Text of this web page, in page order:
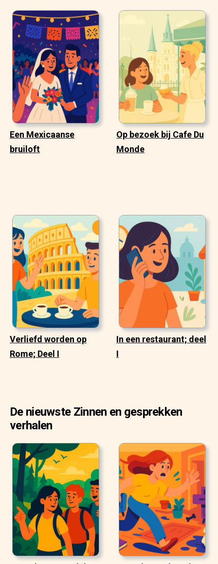
Een Mexicaanse
bruiloft
Op bezoek bij Cafe Du
Monde
Verliefd worden op
Rome; Deel I
In een restaurant; deel
I
De nieuwste Zinnen en gesprekken
verhalen